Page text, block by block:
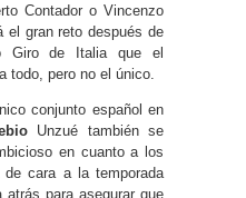
Contador o Vincenzo
el gran reto después de
Giro de Italia que el
todo, pero no el único.
conjunto español en
Unzué también se
en cuanto a los
cara a la temporada
para asegurar que